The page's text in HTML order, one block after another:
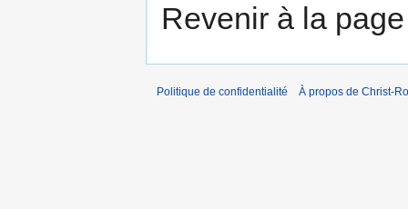
Revenir à la
Politique de confidentialité À propos de Christ-